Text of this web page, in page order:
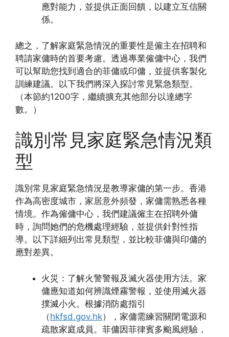
應對能力，並提供正面回饋，以建立互信關
係。
總之，了解家庭緊急情況的重要性是僱主在招聘和
聘請家傭時的首要考慮。透過專業僱傭中心，我們
可以幫助您找到適合的菲傭或印傭，並提供客製化
訓練建議。以下我們將深入探討常見緊急類型。
（本節約1200字，繼續擴充其他部分以達總字
數。）
識別常見家庭緊急情況類
型
識別常見家庭緊急情況是教導家傭的第一步。香港
作為高密度城市，家居意外頻發，家傭需熟悉各種
情境。作為僱傭中心，我們建議僱主在招聘外傭
時，詢問她們的危機處理經驗，並提供針對性指
導。以下詳細列出常見類型，並比較菲傭與印傭的
應對差異。
火災：了解火警警報及滅火器使用方法。家
傭應知道如何辨識煙霧警報，並使用滅火器
撲滅小火。根據消防處指引
（hkfsd.gov.hk），家傭需練習關閉電源和
疏散家庭成員。菲傭因菲律賓多颱風經驗，